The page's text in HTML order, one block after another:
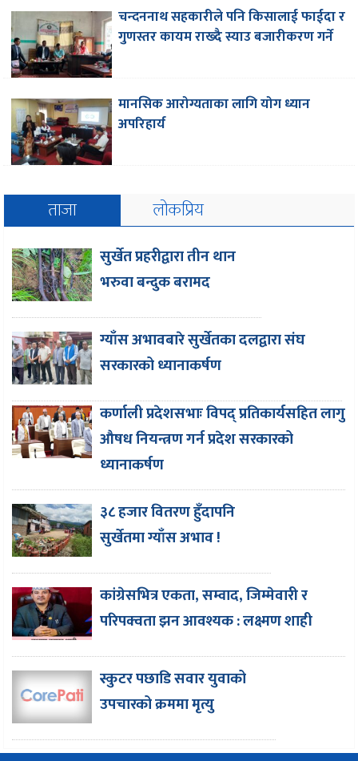
चन्दननाथ सहकारीले पनि किसालाई फाईदा र
गुणस्तर कायम राख्दै स्याउ बजारीकरण गर्ने
मानसिक आरोग्यताका लागि योग ध्यान
अपरिहार्य
ताजा लोकप्रिय
सुर्खेत प्रहरीद्वारा तीन थान
भरुवा बन्दुक बरामद
ग्याँस अभावबारे सुर्खेतका दलद्वारा संघ
सरकारको ध्यानाकर्षण
कर्णाली प्रदेशसभाः विपद् प्रतिकार्यसहित लागु
औषध नियन्त्रण गर्न प्रदेश सरकारको
ध्यानाकर्षण
३८ हजार वितरण हुँदापनि
सुर्खेतमा ग्याँस अभाव !
कांग्रेसभित्र एकता, सम्वाद, जिम्मेवारी र
परिपक्वता झन आवश्यक : लक्ष्मण शाही
स्कुटर पछाडि सवार युवाको
उपचारको क्रममा मृत्यु